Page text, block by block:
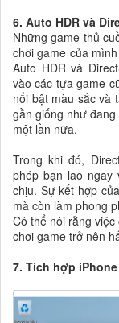
6. Auto HDR và
Những game thủ
chơi game của
Auto HDR và
vào các tựa game
nổi bật màu sắc và
gần giống như
một lần nữa.
Trong khi đó,
phép bạn lao ngay
chịu. Sự kết hợp
mà còn làm phong
Có thể nói rằng
chơi game trở nên
7. Tích hợp